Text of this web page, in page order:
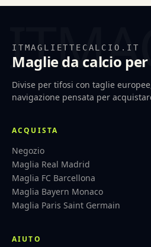
ITMAGLIETTECALCIO.IT
Maglie da calcio
Divise per tifosi con taglie
navigazione pensata per
ACQUISTA
Negozio
Maglia Real Madrid
Maglia FC Barcellona
Maglia Bayern Monaco
Maglia Paris Saint Germain
AIUTO